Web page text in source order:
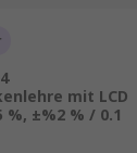
mit LCD
%, ±%2 % / 0.1